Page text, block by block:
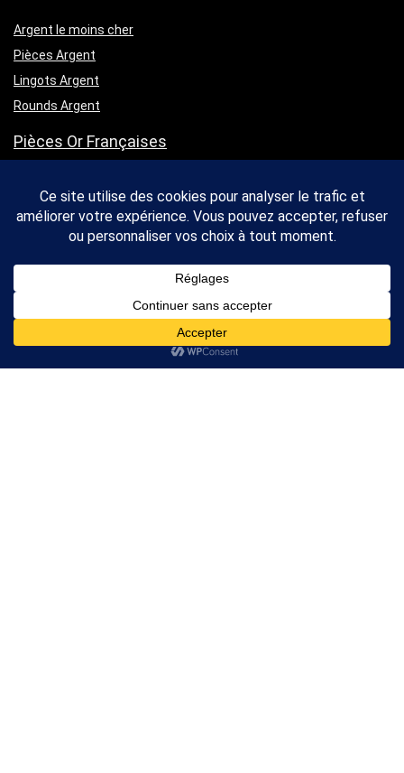
Argent le moins cher
Pièces Argent
Lingots Argent
Rounds Argent
Pièces Or Françaises
Marianne Coq 20 Francs Or
Napoléon 10 Francs Or
de L’Argent